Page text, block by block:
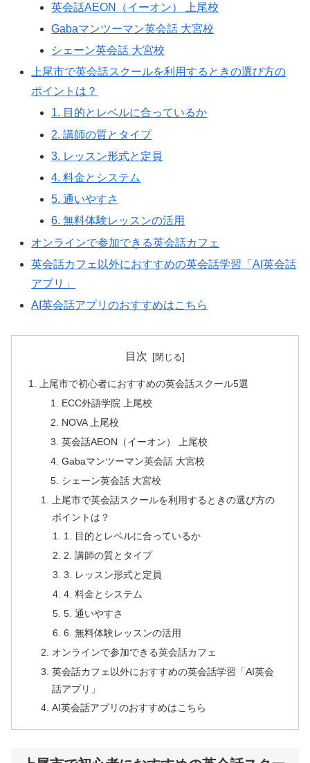
英会話AEON（イーオン） 上尾校
Gabaマンツーマン英会話 大宮校
シェーン英会話 大宮校
上尾市で英会話スクールを利用するときの選び方の
ポイントは？
1. 目的とレベルに合っているか
2. 講師の質とタイプ
3. レッスン形式と定員
4. 料金とシステム
5. 通いやすさ
6. 無料体験レッスンの活用
オンラインで参加できる英会話カフェ
英会話カフェ以外におすすめの英会話学習「AI英会話
アプリ」
AI英会話アプリのおすすめはこちら
目次
上尾市で初心者におすすめの英会話スクール5選
ECC外語学院 上尾校
NOVA 上尾校
英会話AEON（イーオン） 上尾校
Gabaマンツーマン英会話 大宮校
シェーン英会話 大宮校
上尾市で英会話スクールを利用するときの選び方の
ポイントは？
1. 目的とレベルに合っているか
2. 講師の質とタイプ
3. レッスン形式と定員
4. 料金とシステム
5. 通いやすさ
6. 無料体験レッスンの活用
オンラインで参加できる英会話カフェ
英会話カフェ以外におすすめの英会話学習「AI英会
話アプリ」
AI英会話アプリのおすすめはこちら